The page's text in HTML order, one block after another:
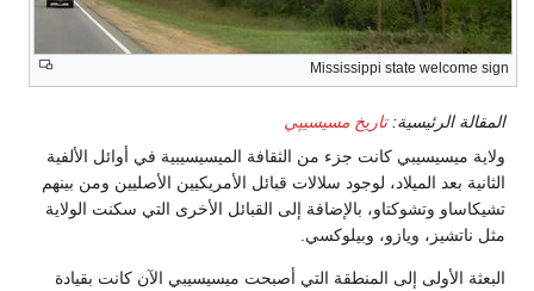
من الثقافة الميسيسيبية في أوائل الألفية
سلالات قبائل الأمريكيين الأصليين ومن بينهم
إلى القبائل الأخرى التي سكنت الولاية
التي أصبحت ميسيسيبي الآن كانت بقيادة